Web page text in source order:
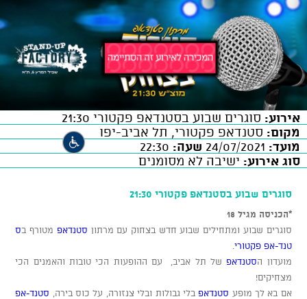
אירוע: סוגרים שבוע בסטנדאפ פקטורי 21:30
מקום: סטנדאפ פקטורי, תל אביב-יפו
מועד:
שעה:
סוג אירוע: ישיבה לא מסומנים
סוגרים שבוע בסטנדאפ פקטורי 21:30
*הכניסה מגיל 18
סוגרים שבוע ומתחילים שבוע חדש בצחוק עם מרתון סטנדאפ מטורף בס
טנד-אפ פקטורי
מועדון הסטנדאפ של תל אביב, עם ההופעות הכי טובות והאמנים הכי
מצחיקים!
אם בא לך מופע סטנדאפ בלי גבולות ובלי צנזורה, על כוס בירה, סטנד-אפ